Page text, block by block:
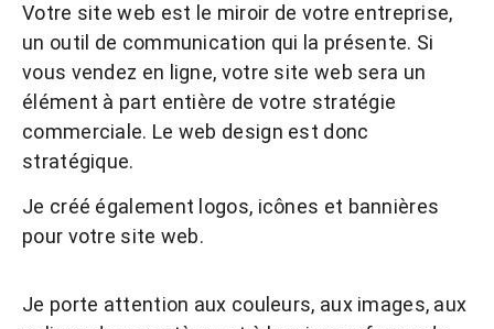
Votre site web est le miroir de votre entreprise,
un outil de communication qui la présente. Si
vous vendez en ligne, votre site web sera un
élément à part entière de votre stratégie
commerciale. Le web design est donc
stratégique.
Je créé également logos, icônes et bannières
pour votre site web.
Je porte attention aux couleurs, aux images, aux